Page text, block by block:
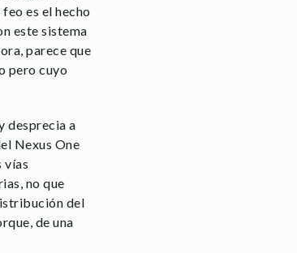
es el hecho
este sistema
parece que
pero cuyo
desprecia a
Nexus One
vías
no que
del
de una